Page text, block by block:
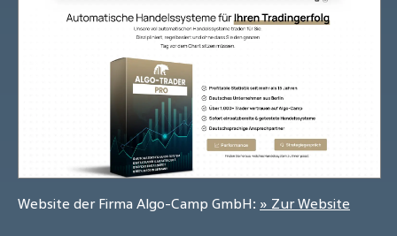
Website der Firma Algo-Camp GmbH: » Zur Website